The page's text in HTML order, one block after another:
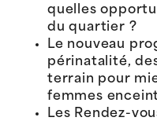
quelles
du quartier ?
Le nouveau
périnatalité,
terrain pour
femmes
Les Rendez-